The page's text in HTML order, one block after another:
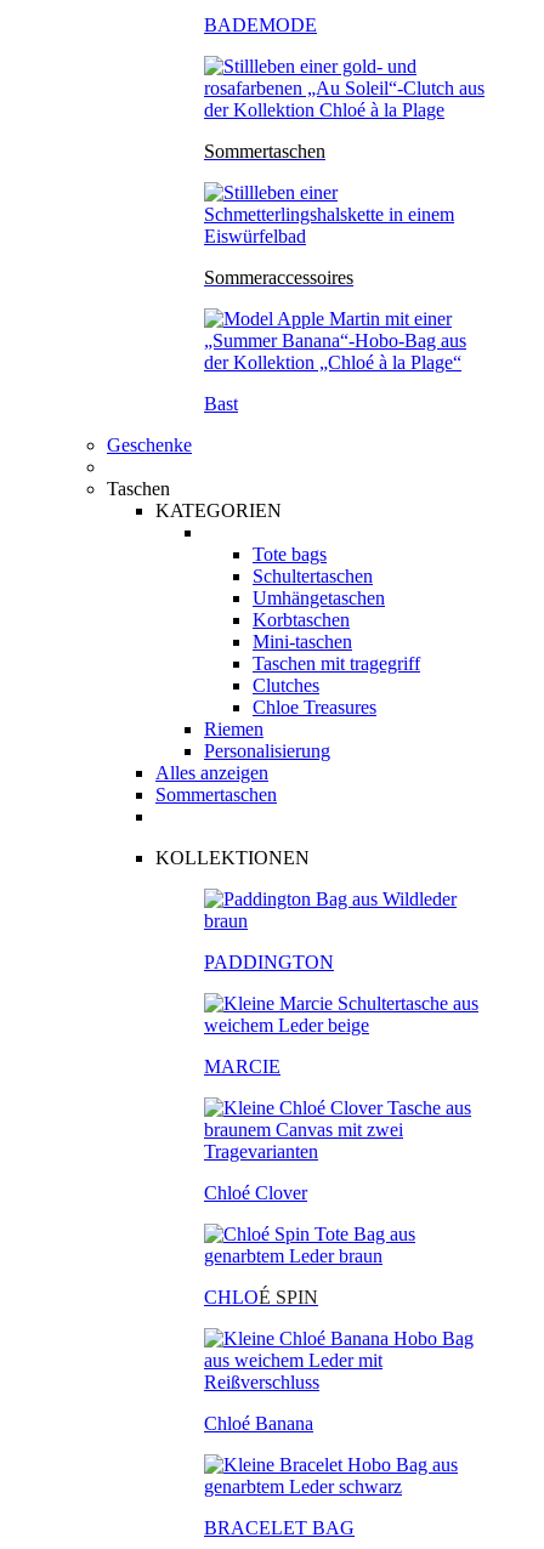
BADEMODE
Sommertaschen
Sommeraccessoires
Bast
Geschenke
Taschen
KATEGORIEN
Tote bags
Schultertaschen
Umhängetaschen
Korbtaschen
Mini-taschen
Taschen mit tragegriff
Clutches
Chloe Treasures
Riemen
Personalisierung
Alles anzeigen
Sommertaschen
KOLLEKTIONEN
PADDINGTON
MARCIE
Chloé Clover
CHLOÉ SPIN
Chloé Banana
BRACELET BAG